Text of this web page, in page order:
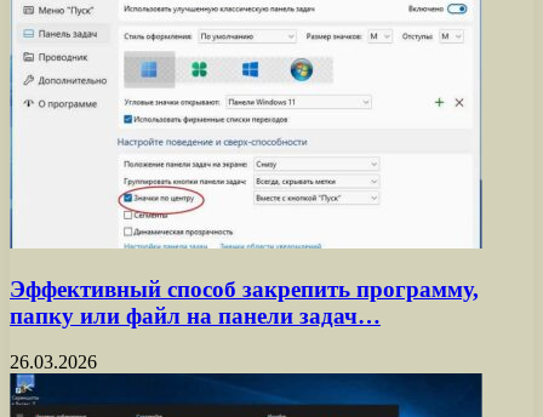
Эффективный способ закрепить программу,
папку или файл на панели задач…
26.03.2026